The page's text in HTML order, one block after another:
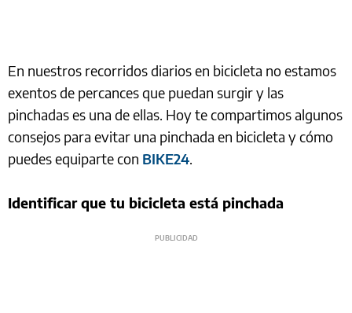
En nuestros recorridos diarios en bicicleta no estamos
exentos de percances que puedan surgir y las
pinchadas es una de ellas. Hoy te compartimos algunos
consejos para evitar una pinchada en bicicleta y cómo
puedes equiparte con BIKE24.
Identificar que tu bicicleta está pinchada